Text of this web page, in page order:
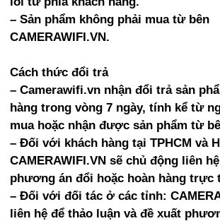
– Sản phẩm không phải mua từ bên
CAMERAWIFI.VN.
Cách thức đổi trả
– Camerawifi.vn nhận đổi trả sản
hàng trong vòng 7 ngày, tính kể từ
mua hoặc nhận được sản phẩm từ
– Đối với khách hàng tại TPHCM và
CAMERAWIFI.VN sẽ chủ động liên
phương án đổi hoặc hoàn hàng trực
– Đối với đối tác ở các tỉnh:
liên hệ để thảo luận và đề xuất